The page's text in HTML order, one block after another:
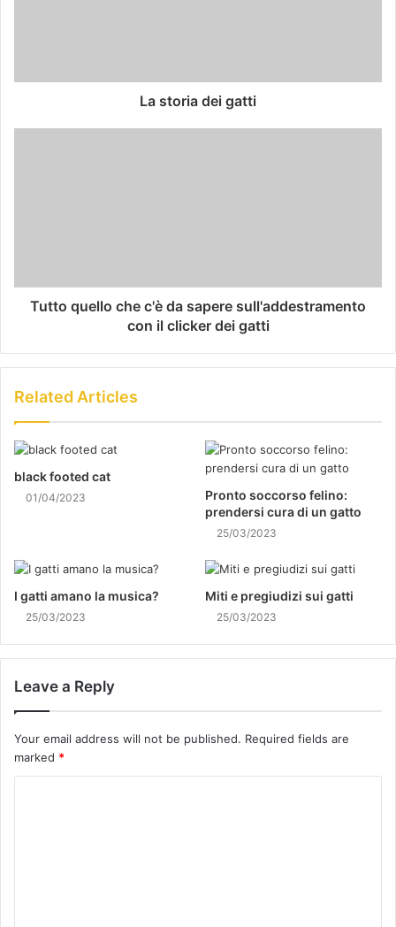
La storia dei gatti
Tutto quello che c'è da sapere sull'addestramento
con il clicker dei gatti
Related Articles
black footed cat
01/04/2023
Pronto soccorso felino:
prendersi cura di un gatto
25/03/2023
I gatti amano la musica?
25/03/2023
Miti e pregiudizi sui gatti
25/03/2023
Leave a Reply
Your email address will not be published. Required fields are
marked *